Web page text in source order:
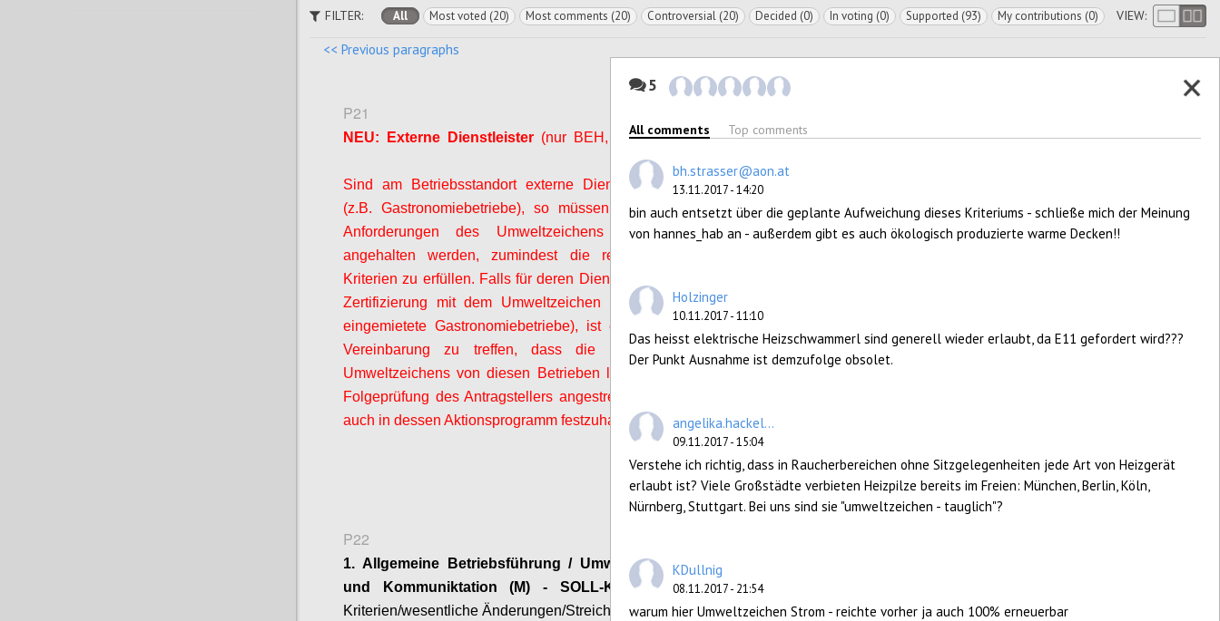
FILTER: All Most voted (20) Most comments (20) Controversial (20) Decided (0) In voting (0) Supported (93) My contributions (0) VIEW:
<< Previous paragraphs
P21
Configure
NEU: Externe Dienstleister (nur BEH, TAG und MUS)
Sind am Betriebsstandort externe Dienstleister präsent
(z.B. Gastronomiebetriebe), so müssen diese über die
Anforderungen des Umweltzeichens informiert und
angehalten werden, zumindest die relevanten Muss-
Kriterien zu erfüllen. Falls für deren Dienstleistungen eine
Zertifizierung mit dem Umweltzeichen möglich ist (z.B.
eingemietete Gastronomiebetriebe), ist eine vertragliche
Vereinbarung zu treffen, dass die Umsetzung des
Umweltzeichens von diesen Betrieben längstens bis zur
Folgeprüfung des Antragstellers angestrebt wird. Dies ist
auch in dessen Aktionsprogramm festzuhalten.
P22
1. Allgemeine Betriebsführung / Umweltmanagement
und
Kommuniktation (M) - SOLL-Kriterien(neue
Kriterien/wesentliche Änderungen/Streichungen)
5
All comments Top comments
bh.strasser@aon.at
13.11.2017 - 14:20
bin auch entsetzt über die geplante Aufweichung dieses Kriteriums - schließe mich der Meinung
von hannes_hab an - außerdem gibt es auch ökologisch produzierte warme Decken!!
Holzinger
10.11.2017 - 11:10
Das heisst elektrische Heizschwammerl sind generell wieder erlaubt, da E11 gefordert wird???
Der Punkt Ausnahme ist demzufolge obsolet.
angelika.hackel...
09.11.2017 - 15:04
Verstehe ich richtig, dass in Raucherbereichen ohne Sitzgelegenheiten jede Art von Heizgerät
erlaubt ist? Viele Großstädte verbieten Heizpilze bereits im Freien: München, Berlin, Köln,
Nürnberg, Stuttgart. Bei uns sind sie "umweltzeichen - tauglich"?
KDullnig
08.11.2017 - 21:54
warum hier Umweltzeichen Strom - reichte vorher ja auch 100% erneuerbar